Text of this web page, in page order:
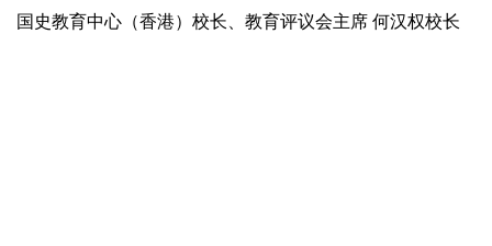
国史教育中心（香港）校长、教育评议会主席 何汉权校长